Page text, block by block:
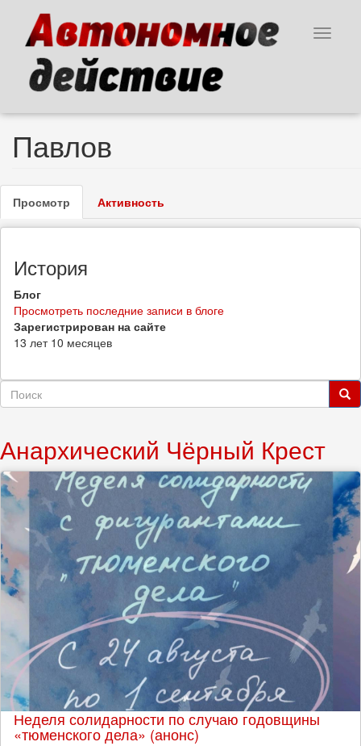
основному
содержанию
Toggle
Павлов
Главные
вкладки
Просмотр (активная
вкладка)
Активность
История
Блог
Просмотреть последние записи в блоге
Зарегистрирован на сайте
13 лет 10 месяцев
Форма
Анархический Чёрный Крест
Неделя солидарности по случаю годовщины
«тюменского дела» (анонс)